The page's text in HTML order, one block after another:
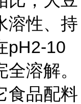
溶性、持
pH2-10
溶解。
食品配料